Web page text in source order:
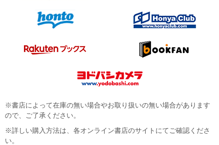
※書店によって在庫の無い場合やお取り扱いの無い場合があります
ので、ご了承ください。
※詳しい購入方法は、各オンライン書店のサイトにてご確認くださ
い。